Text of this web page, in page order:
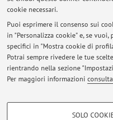
cookie necessari.
Puoi esprimere il consenso sui
in "Personalizza cookie" e, se
specifici in "Mostra cookie di
Potrai sempre rivedere le tue
rientrando nella sezione
Per maggiori informazioni
COOKIE DI PROFILAZIONE -
SOLO
Zamboni, 33 - 40126
Privacy|Note legali